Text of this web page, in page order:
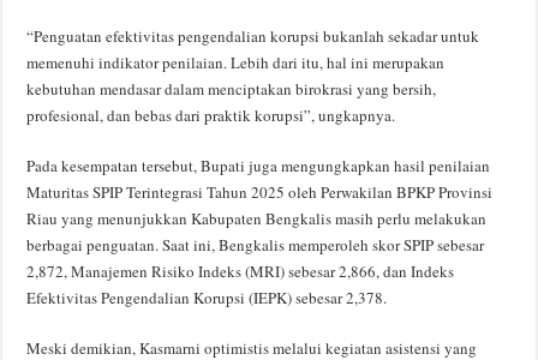
“Penguatan efektivitas pengendalian korupsi bukanlah sekadar untuk
memenuhi indikator penilaian. Lebih dari itu, hal ini merupakan
kebutuhan mendasar dalam menciptakan birokrasi yang bersih,
profesional, dan bebas dari praktik korupsi”, ungkapnya.
Pada kesempatan tersebut, Bupati juga mengungkapkan hasil penilaian
Maturitas SPIP Terintegrasi Tahun 2025 oleh Perwakilan BPKP Provinsi
Riau yang menunjukkan Kabupaten Bengkalis masih perlu melakukan
berbagai penguatan. Saat ini, Bengkalis memperoleh skor SPIP sebesar
2,872, Manajemen Risiko Indeks (MRI) sebesar 2,866, dan Indeks
Efektivitas Pengendalian Korupsi (IEPK) sebesar 2,378.
Meski demikian, Kasmarni optimistis melalui kegiatan asistensi yang